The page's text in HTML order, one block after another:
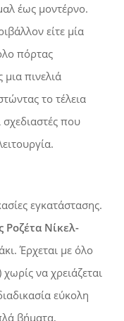
έως μοντέρνο.
είτε μία
πόρτας
πινελιά
τo τέλεια
σχεδιαστές που
εγκατάστασης.
Ροζέτα Νίκελ-
Έρχεται με όλο
να χρειάζεται
εύκολη
βήματα,